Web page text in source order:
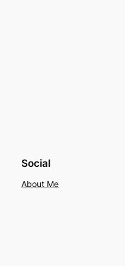
Social
About Me